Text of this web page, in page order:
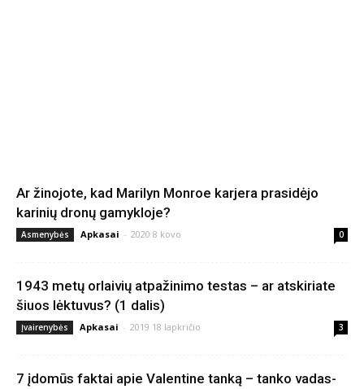
Ar žinojote, kad Marilyn Monroe karjera prasidėjo
karinių dronų gamykloje?
Asmenybės Apkasai - 2020 8 kovo 0
1943 metų orlaivių atpažinimo testas – ar atskiriate
šiuos lėktuvus? (1 dalis)
Įvairenybės Apkasai - 2019 18 lapkričio 3
7 įdomūs faktai apie Valentine tanką – tanko vadas-